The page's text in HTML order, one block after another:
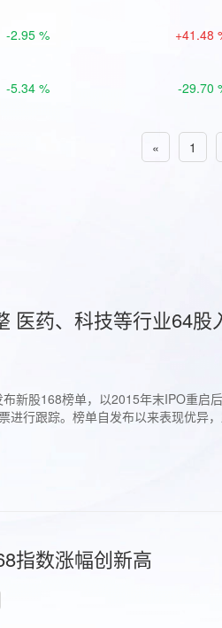
-2.95 % +41.48
-5.34 % -29.70
« 1
医药、科技等行业64股
新股168榜单，以2015年末IPO重
进行跟踪。榜单自发布以来表现优异
指数涨幅创新高